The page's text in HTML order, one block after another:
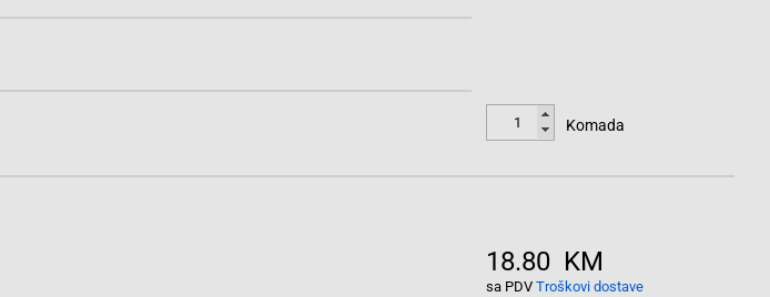
Komada
18.80 KM
sa PDV Troškovi dostave